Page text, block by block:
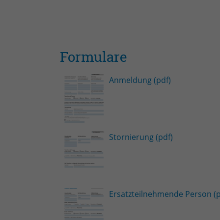
Formulare
Anmeldung (pdf)
Stornierung (pdf)
Ersatzteilnehmende Person